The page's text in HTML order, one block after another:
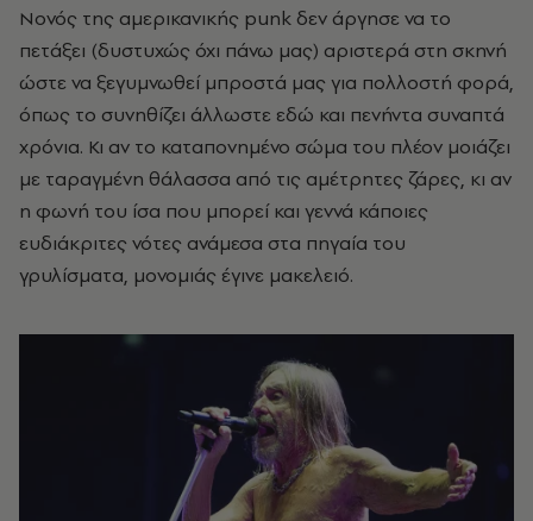
Νονός της αμερικανικής punk δεν άργησε να το
πετάξει (δυστυχώς όχι πάνω μας) αριστερά στη σκηνή
ώστε να ξεγυμνωθεί μπροστά μας για πολλοστή φορά,
όπως το συνηθίζει άλλωστε εδώ και πενήντα συναπτά
χρόνια. Κι αν το καταπονημένο σώμα του πλέον μοιάζει
με ταραγμένη θάλασσα από τις αμέτρητες ζάρες, κι αν
η φωνή του ίσα που μπορεί και γεννά κάποιες
ευδιάκριτες νότες ανάμεσα στα πηγαία του
γρυλίσματα, μονομιάς έγινε μακελειό.